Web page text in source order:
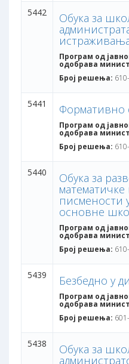
5442 Обука за
Програм од
одобрава
Број решења:
5441
Програм од
одобрава
Број решења:
5440 Обука за
писмености
основне
Програм од
одобрава
Број решења:
5439 Безбедно у
Програм од
одобрава
Број решења:
5438 Обука за